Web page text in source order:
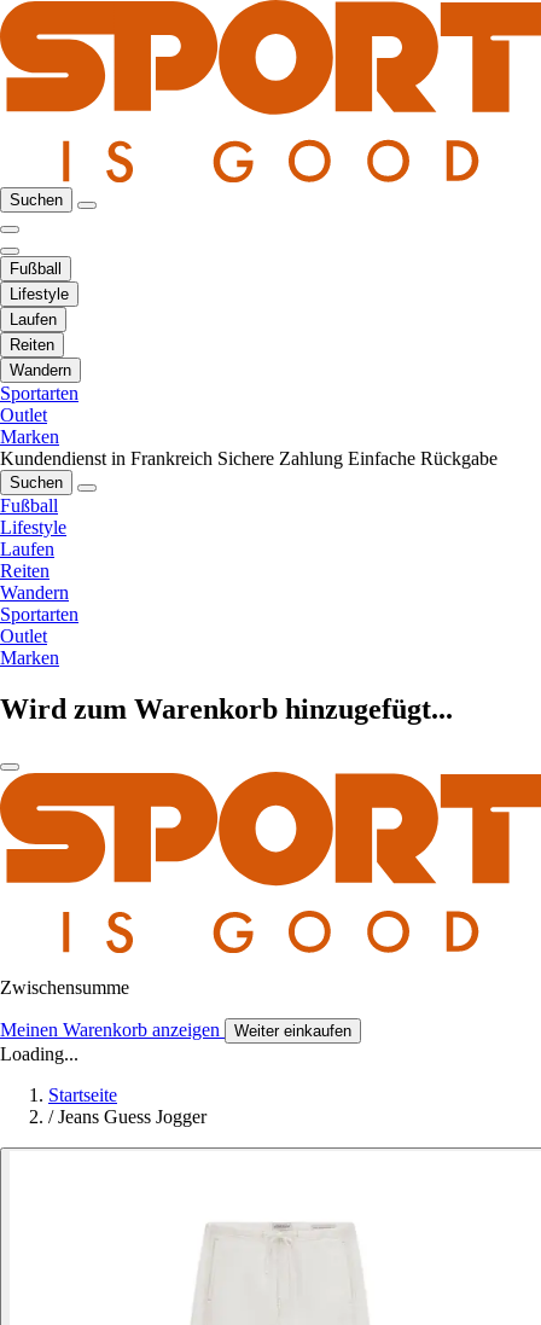
Suchen
Fußball
Lifestyle
Laufen
Reiten
Wandern
Sportarten
Outlet
Marken
Kundendienst in Frankreich Sichere Zahlung Einfache Rückgabe
Suchen
Fußball
Lifestyle
Laufen
Reiten
Wandern
Sportarten
Outlet
Marken
Wird zum Warenkorb hinzugefügt...
Zwischensumme
Meinen Warenkorb anzeigen Weiter einkaufen
Loading...
Startseite
/ Jeans Guess Jogger